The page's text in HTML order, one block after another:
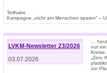
Teilhabe
Kampagne „nicht am Menschen sparen“ –
LVKM-Newsletter 23/2026
03.07.2026
…
nur
„Zero
zur